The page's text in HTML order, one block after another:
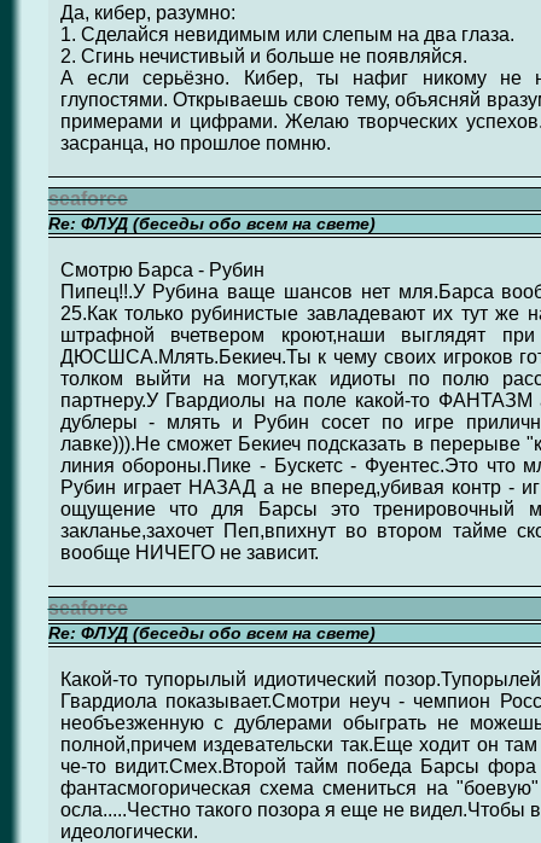
Да, кибер, разумно:
1. Сделайся невидимым или слепым на два глаза.
2. Сгинь нечистивый и больше не появляйся.
А если серьёзно. Кибер, ты нафиг никому не
глупостями. Открываешь свою тему, объясняй
примерами и цифрами. Желаю творческих
засранца, но прошлое помню.
seaforce
Re: ФЛУД (беседы обо всем на свете)
Смотрю Барса - Рубин
Пипец!!.У Рубина ваще шансов нет мля.Барса
25.Как только рубинистые завладевают их тут же
штрафной вчетвером кроют,наши выглядят
ДЮСШСА.Млять.Бекиеч.Ты к чему своих игроков
толком выйти на могут,как идиоты по полю
партнеру.У Гвардиолы на поле какой-то ФАНТАЗМ
дублеры - млять и Рубин сосет по игре
лавке))).Не сможет Бекиеч подсказать в перерыве
линия обороны.Пике - Бускетс - Фуентес.Это что
Рубин играет НАЗАД а не вперед,убивая контр -
ощущение что для Барсы это тренировочный
закланье,захочет Пеп,впихнут во втором тайме
вообще НИЧЕГО не зависит.
seaforce
Re: ФЛУД (беседы обо всем на свете)
Какой-то тупорылый идиотический
Гвардиола показывает.Смотри неуч - чемпион
необъезженную с дублерами обыграть не
полной,причем издевательски так.Еще ходит он
че-то видит.Смех.Второй тайм победа Барсы
фантасмогорическая схема смениться на
осла.....Честно такого позора я еще не видел.Чтобы
идеологически.